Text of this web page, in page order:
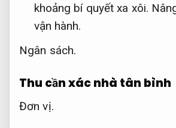
khoảng bí quyết xa xôi.
vận hành.
Ngân sách.
Thu cần xác nhà tân bình
Đơn vị.